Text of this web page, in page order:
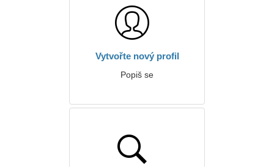
Vytvořte nový profil
Popiš se